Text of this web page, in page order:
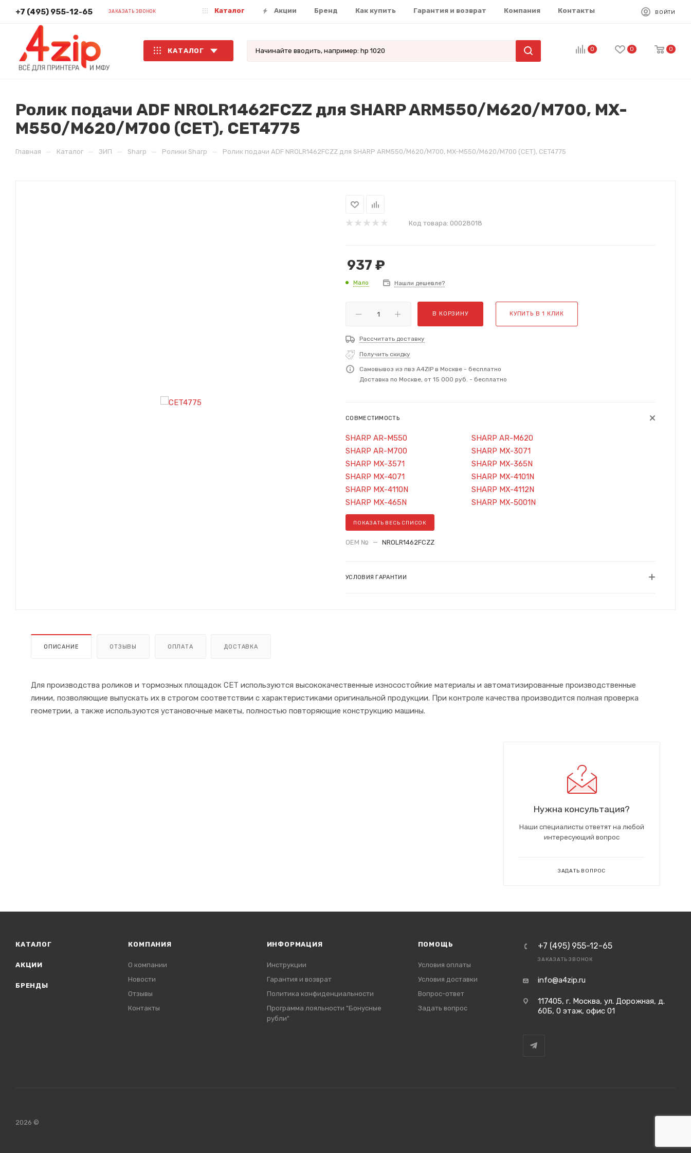
+7 (495) 955-12-65 ЗАКАЗАТЬ ЗВОНОК Каталог Акции Бренд Как купить Гарантия и возврат Компания Контакты ВОЙТИ
КАТАЛОГ 0 0 0
Ролик подачи ADF NROLR1462FCZZ для SHARP ARM550/M620/M700, MX-
M550/M620/M700 (CET), CET4775
Главная — Каталог — ЗИП — Sharp — Ролики Sharp — Ролик подачи ADF NROLR1462FCZZ для SHARP ARM550/M620/M700, MX-M550/M620/M700 (CET), CET4775
Код товара: 00028018
937 ₽
Мало Нашли дешевле?
В КОРЗИНУ КУПИТЬ В 1 КЛИК
Рассчитать доставку
Получить скидку
Самовывоз из пвз A4ZIP в Москве - бесплатно
Доставка по Москве, от 15 000 руб. - бесплатно
СОВМЕСТИМОСТЬ
SHARP AR-M550
SHARP AR-M620
SHARP AR-M700
SHARP MX-3071
SHARP MX-3571
SHARP MX-365N
SHARP MX-4071
SHARP MX-4101N
SHARP MX-4110N
SHARP MX-4112N
SHARP MX-465N
SHARP MX-5001N
ПОКАЗАТЬ ВЕСЬ СПИСОК
OEM № — NROLR1462FCZZ
УСЛОВИЯ ГАРАНТИИ
ОПИСАНИЕ ОТЗЫВЫ ОПЛАТА ДОСТАВКА
Для производства роликов и тормозных площадок CET используются высококачественные износостойкие материалы и автоматизированные производственные
линии, позволяющие выпускать их в строгом соответствии с характеристиками оригинальной продукции. При контроле качества производится полная проверка
геометрии, а также используются установочные макеты, полностью повторяющие конструкцию машины.
Нужна консультация?
Наши специалисты ответят на любой
интересующий вопрос
ЗАДАТЬ ВОПРОС
КАТАЛОГ
АКЦИИ
БРЕНДЫ
КОМПАНИЯ
О компании
Новости
Отзывы
Контакты
ИНФОРМАЦИЯ
Инструкции
Гарантия и возврат
Политика конфиденциальности
Программа лояльности "Бонусные
рубли"
ПОМОЩЬ
Условия оплаты
Условия доставки
Вопрос-ответ
Задать вопрос
+7 (495) 955-12-65
ЗАКАЗАТЬ ЗВОНОК
info@a4zip.ru
117405, г. Москва, ул. Дорожная, д.
60Б, 0 этаж, офис 01
2026 ©